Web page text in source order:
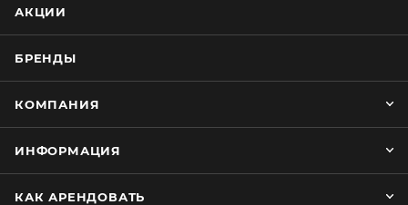
АКЦИИ
БРЕНДЫ
КОМПАНИЯ
ИНФОРМАЦИЯ
КАК АРЕНДОВАТЬ